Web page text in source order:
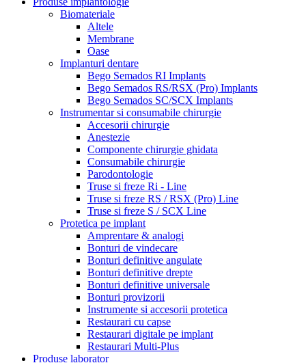
Biomateriale
Altele
Membrane
Oase
Implanturi dentare
Bego Semados RI Implants
Bego Semados RS/RSX (Pro) Implants
Bego Semados SC/SCX Implants
Instrumentar si consumabile chirurgie
Accesorii chirurgie
Anestezie
Componente chirurgie ghidata
Consumabile chirurgie
Parodontologie
Truse si freze Ri - Line
Truse si freze RS / RSX (Pro) Line
Truse si freze S / SCX Line
Protetica pe implant
Amprentare & analogi
Bonturi de vindecare
Bonturi definitive angulate
Bonturi definitive drepte
Bonturi definitive universale
Bonturi provizorii
Instrumente si accesorii protetica
Restaurari cu capse
Restaurari digitale pe implant
Restaurari Multi-Plus
Produse laborator